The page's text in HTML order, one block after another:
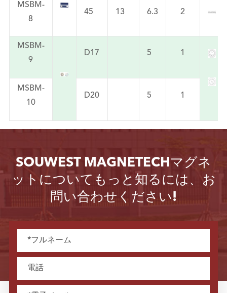
MSBM-
8
45 13 6.3 2
MSBM-
9
D17 5 1
MSBM-
10
D20 5 1
SOUWEST MAGNETECHマグネ
ットについてもっと知るには、お
問い合わせください!